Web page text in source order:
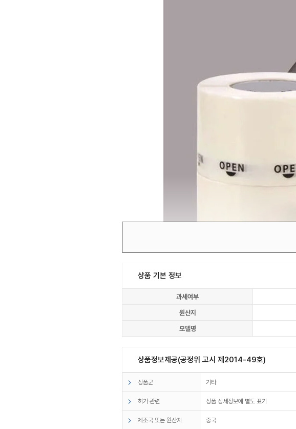
상품 기본 정보
과세여부
원산지
모델명
상품정보제공(공정위 고시 제2014-49호)
상품군 기타
허가 관련 상품 상세정보에 별도 표기
제조국 또는 원산지 중국